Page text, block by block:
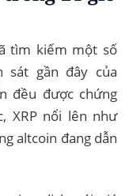
tìm kiếm một số
sát gần đây của
đều được chứng
XRP nổi lên như
altcoin đang dẫn